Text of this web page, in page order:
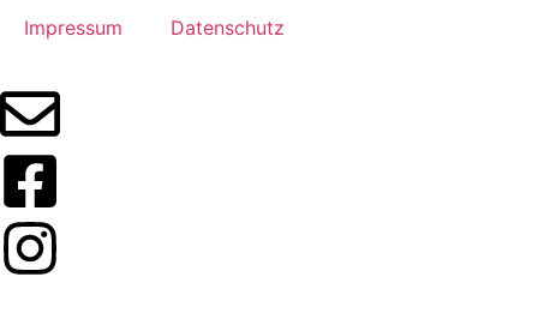
Impressum Datenschutz